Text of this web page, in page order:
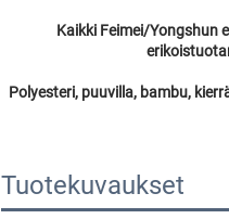
Kaikki Feimei/Yongshun
Polyesteri, puuvilla, bambu,
Tuotekuvaukset